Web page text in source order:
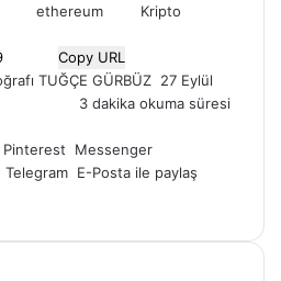
ethereum
Kripto
Copy URL
TUĞÇE GÜRBÜZ Bir
e-
27 Eylül
3 dakika okuma süresi
Pinterest
Messenger
Telegram E-Posta ile paylaş